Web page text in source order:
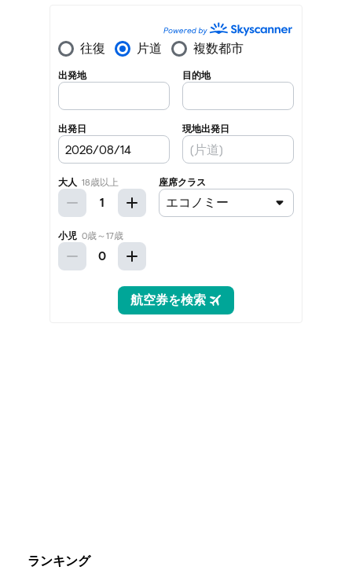
ランキング